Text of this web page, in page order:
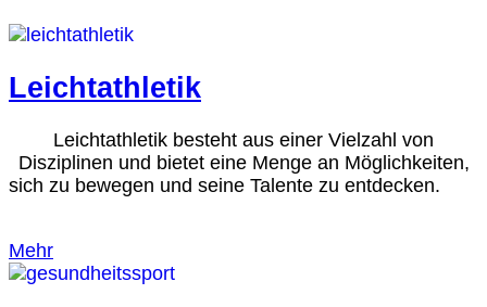
Leichtathletik
Leichtathletik besteht aus einer Vielzahl von
Disziplinen und bietet eine Menge an Möglichkeiten,
sich zu bewegen und seine Talente zu entdecken.
Mehr